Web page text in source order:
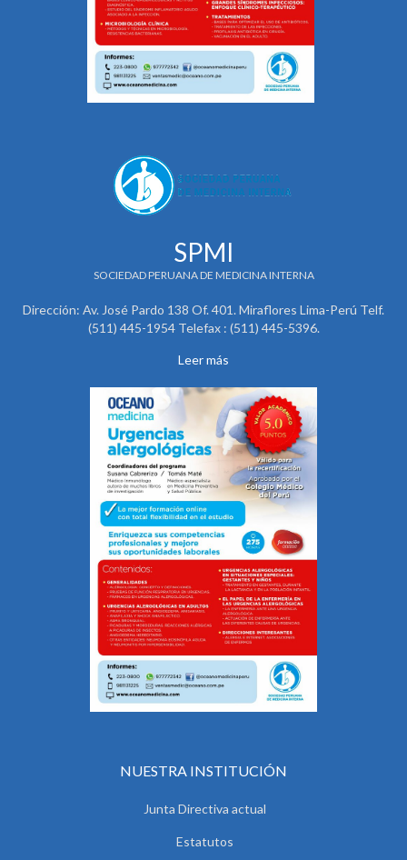
SPMI
SOCIEDAD PERUANA DE MEDICINA INTERNA
Dirección: Av. José Pardo 138 Of. 401. Miraflores Lima-Perú Telf.
(511) 445-1954 Telefax : (511) 445-5396.
Leer más
NUESTRA INSTITUCIÓN
Junta Directiva actual
Estatutos